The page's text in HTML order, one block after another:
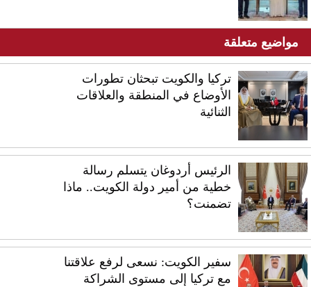
مواضيع متعلقة
تركيا والكويت تبحثان تطورات
الأوضاع في المنطقة والعلاقات
الثنائية
الرئيس أردوغان يتسلم رسالة
خطية من أمير دولة الكويت.. ماذا
تضمنت؟
سفير الكويت: نسعى لرفع علاقتنا
مع تركيا إلى مستوى الشراكة